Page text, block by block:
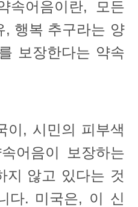
속어음이란, 모든
, 행복 추구라는 양
보장한다는 약속
이, 시민의 피부색
어음이 보장하는
지 않고 있다는 것
다. 미국은, 이 신